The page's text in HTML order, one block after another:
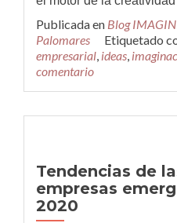
Publicada en Blog
Palomares
Etiquetado
empresarial, ideas,
comentario
Tendencias de
empresas
2020